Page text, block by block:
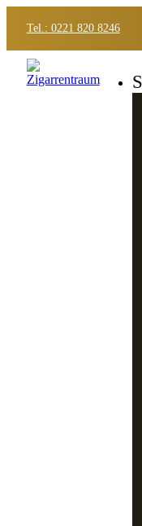
Tel.: 0221 820 8246